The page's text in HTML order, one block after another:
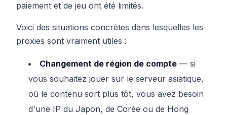
paiement et de jeu ont été limités.
Voici des situations concrètes dans lesquelles les
proxies sont vraiment utiles :
Changement de région de compte — si
vous souhaitez jouer sur le serveur asiatique,
où le contenu sort plus tôt, vous avez besoin
d'une IP du Japon, de Corée ou de Hong